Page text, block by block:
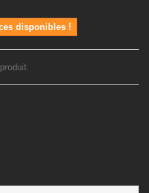
disponibles !